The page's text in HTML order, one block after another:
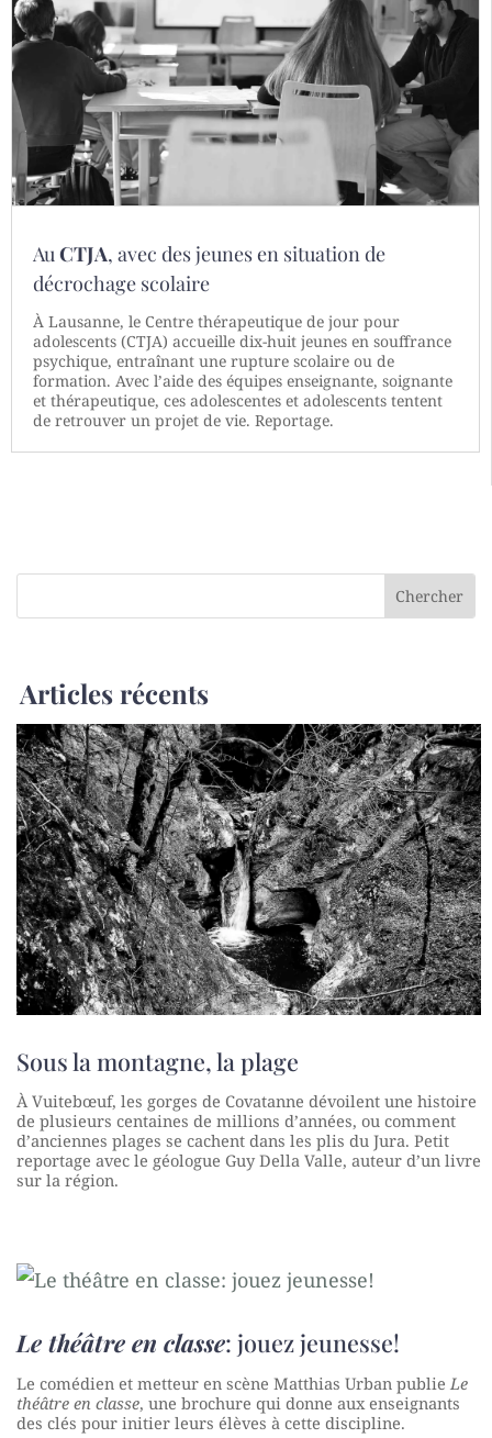
AuCTJA, avec des jeunes en situation de
décrochage scolaire
À Lausanne, le Centre thérapeutique de jour pour
adolescents (CTJA) accueille dix-huit jeunes en souffrance
psychique, entraînant une rupture scolaire ou de
formation. Avec l’aide des équipes enseignante, soignante
et thérapeutique, ces adolescentes et adolescents tentent
de retrouver un projet de vie. Reportage.
Articles récents
Sous la montagne, la plage
À Vuitebœuf, les gorges de Covatanne dévoilent une histoire
de plusieurs centaines de millions d’années, ou comment
d’anciennes plages se cachent dans les plis du Jura. Petit
reportage avec le géologue Guy Della Valle, auteur d’un livre
sur la région.
Le théâtre en classe: jouez jeunesse!
Le comédien et metteur en scène Matthias Urban publie Le
théâtre en classe, une brochure qui donne aux enseignants
des clés pour initier leurs élèves à cette discipline.